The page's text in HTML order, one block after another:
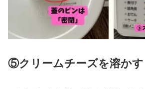
⑤クリームチーズを溶かす